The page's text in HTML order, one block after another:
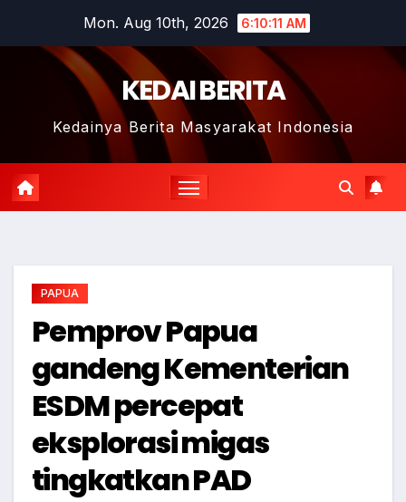
Mon. Aug 10th, 2026 6:10:12 AM
KEDAI BERITA
Kedainya Berita Masyarakat Indonesia
PAPUA
Pemprov Papua
gandeng Kementerian
ESDM percepat
eksplorasi migas
tingkatkan PAD